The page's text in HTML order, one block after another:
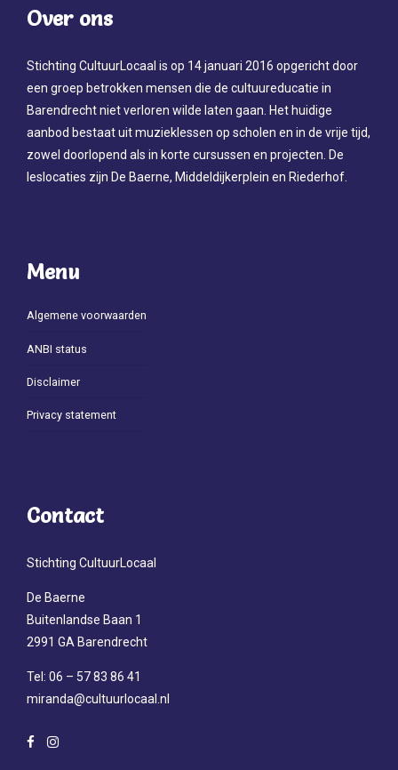
Over ons
Stichting CultuurLocaal is op 14 januari 2016 opgericht door
een groep betrokken mensen die de cultuureducatie in
Barendrecht niet verloren wilde laten gaan. Het huidige
aanbod bestaat uit muzieklessen op scholen en in de vrije tijd,
zowel doorlopend als in korte cursussen en projecten. De
leslocaties zijn De Baerne, Middeldijkerplein en Riederhof.
Menu
Algemene voorwaarden
ANBI status
Disclaimer
Privacy statement
Contact
Stichting CultuurLocaal
De Baerne
Buitenlandse Baan 1
2991 GA Barendrecht
Tel: 06 – 57 83 86 41
miranda@cultuurlocaal.nl